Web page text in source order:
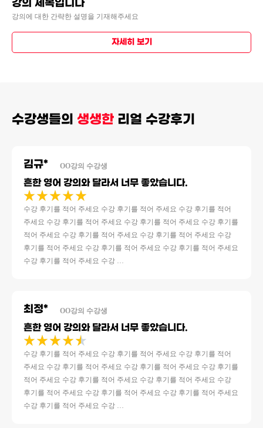
강의 제목입니다
강의에 대한 간략한 설명을 기재해주세요
자세히 보기
수강생들의 생생한 리얼 수강후기
김규* OO강의 수강생
흔한 영어 강의와 달라서 너무 좋았습니다.
★★★★★
중
5
평가
수강 후기를 적어 주세요 수강 후기를 적어 주세요 수강 후기를 적어
주세요 수강 후기를 적어 주세요 수강 후기를 적어 주세요 수강 후기를
적어 주세요 수강 후기를 적어 주세요 수강 후기를 적어 주세요 수강
후기를 적어 주세요 수강 후기를 적어 주세요 수강 후기를 적어 주세요
수강 후기를 적어 주세요 수강 …
최정* OO강의 수강생
흔한 영어 강의와 달라서 너무 좋았습니다.
★★★★★
중
4.5
평가
수강 후기를 적어 주세요 수강 후기를 적어 주세요 수강 후기를 적어
주세요 수강 후기를 적어 주세요 수강 후기를 적어 주세요 수강 후기를
적어 주세요 수강 후기를 적어 주세요 수강 후기를 적어 주세요 수강
후기를 적어 주세요 수강 후기를 적어 주세요 수강 후기를 적어 주세요
수강 후기를 적어 주세요 수강 …